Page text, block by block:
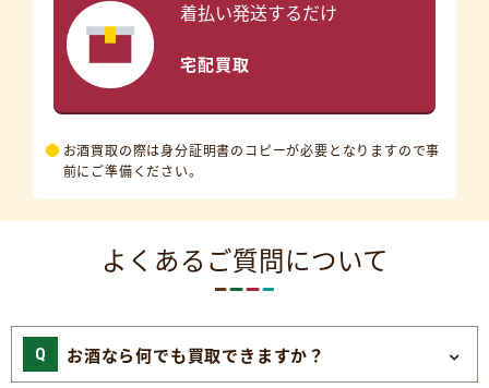
着払い発送するだけ
宅配買取
お酒買取の際は身分証明書のコピーが必要となりますので事
前にご準備ください。
よくあるご質問について
お酒なら何でも買取できますか？